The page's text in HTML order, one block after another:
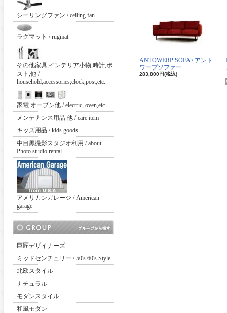
シーリングファン / ceiling fan
ラグマット / rugmat
その他家具,インテリア小物,時計,ポ
スト,他 /
household,accessories,clock,post,etc..
家電 オーブン他 / electric, oven,etc..
メンテナンス用品 他 / care item
キッズ用品 / kids goods
中目黒撮影スタジオ利用 / about
Photo studio rental
アメリカンガレージ / American
garage
巨匠デザイナーズ
ミッドセンチュリー / 50's 60's Style
北欧スタイル
ナチュラル
モダンスタイル
和風モダン
ANTOWERP SOFA / アント
ワープソファー
283,800円(税込)